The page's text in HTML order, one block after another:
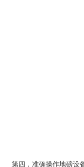
第四，准确操作地磅设备